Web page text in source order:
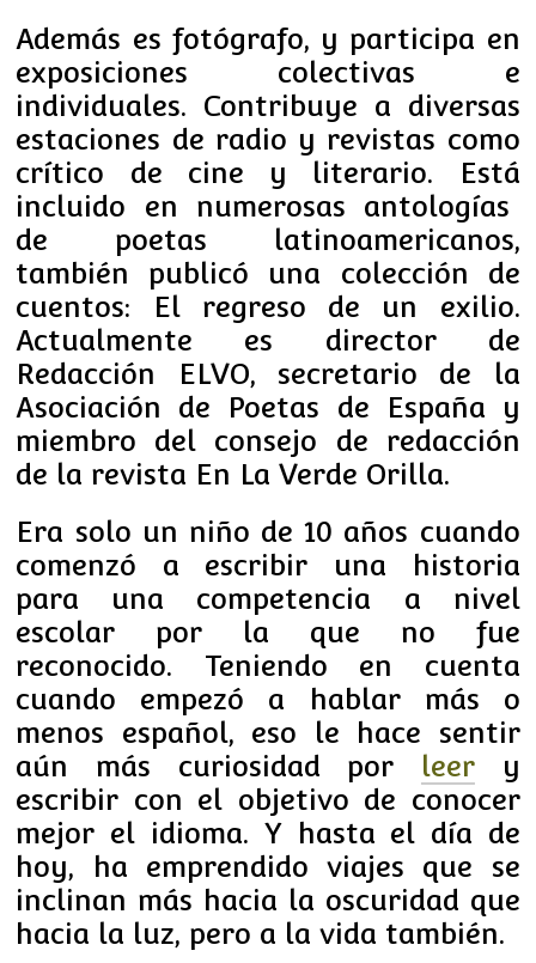
Además es fotógrafo, y participa en
exposiciones colectivas e
individuales. Contribuye a diversas
estaciones de radio y revistas como
crítico de cine y literario. Está
incluido en numerosas antologías
de poetas latinoamericanos,
también publicó una colección de
cuentos: El regreso de un exilio.
Actualmente es director de
Redacción ELVO, secretario de la
Asociación de Poetas de España y
miembro del consejo de redacción
de la revista En La Verde Orilla.
Era solo un niño de 10 años cuando
comenzó a escribir una historia
para una competencia a nivel
escolar por la que no fue
reconocido. Teniendo en cuenta
cuando empezó a hablar más o
menos español, eso le hace sentir
aún más curiosidad por leery
escribir con el objetivo de conocer
mejor el idioma. Y hasta el día de
hoy, ha emprendido viajes que se
inclinan más hacia la oscuridad que
hacia la luz, pero a la vida también.